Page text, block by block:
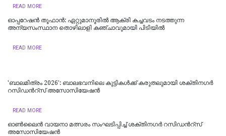
READ MORE
ഓപ്പറേഷൻ തൂഫാൻ: ഏറ്റുമാനൂരിൽ ആക്രി കച്ചവടം നടത്തുന്ന
അന്യസംസ്ഥാന തൊഴിലാളി കഞ്ചാവുമായി പിടിയിൽ
READ MORE
'ബാലമിത്രം 2026': ബാലഭവനിലെ കുട്ടികൾക്ക് കരുതലുമായി ശക്തിനഗർ
റസിഡന്‍റ്സ് അസോസിയേഷന്‍
READ MORE
ഓൺലൈൻ വായനാ മത്സരം സംഘടിപ്പിച്ച് ശക്തിനഗർ റസിഡന്‍റ്സ്
അസോസിയേഷൻ